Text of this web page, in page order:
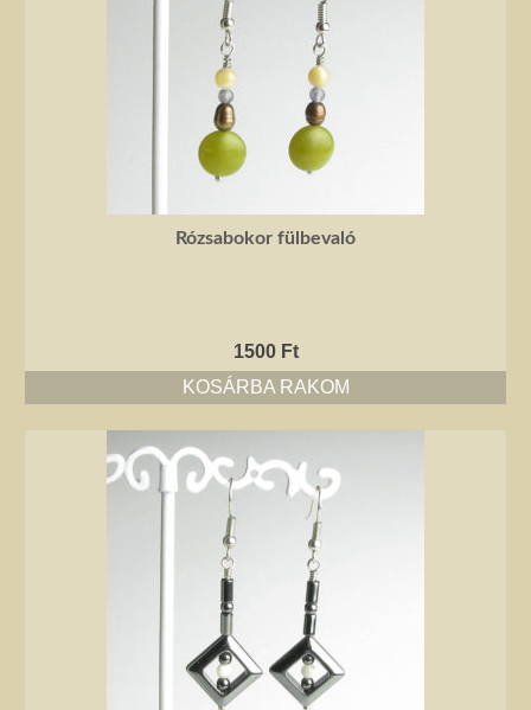
Rózsabokor fülbevaló
1500 Ft
KOSÁRBA RAKOM